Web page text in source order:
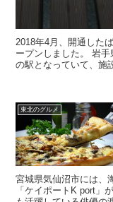
2018年4月、開通した
ープンしました。 岩
の駅となっていて、施
東北のグルメ
宮城県気仙沼市には、
「ケイポートK port」